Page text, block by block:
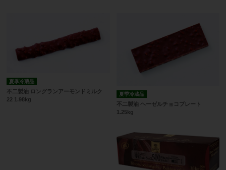
夏季冷蔵品
不二製油 ロングランアーモンドミルク
22 1.98kg
夏季冷蔵品
不二製油 ヘーゼルチョコプレート
1.25kg